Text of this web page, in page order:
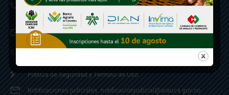
Linea Anticorrupción: 607885 3374
correspondencia: archivogeneral@arauca.gov.co
Enlaces
Política de Seguridad y Termino de Uso
Notificaciones judiciales: notificacionjudicial@arauca.gov.co